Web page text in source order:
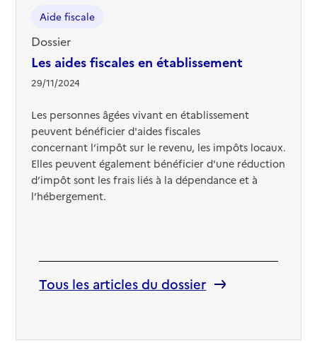
Les aides fiscales en établissement
29/11/2024
Aide fiscale
Dossier
Les personnes âgées vivant en établissement
peuvent bénéficier d'aides fiscales
concernant l’impôt sur le revenu, les impôts locaux.
Elles peuvent également bénéficier d'une réduction
d’impôt sont les frais liés à la dépendance et à
l’hébergement.
Tous les articles du dossier